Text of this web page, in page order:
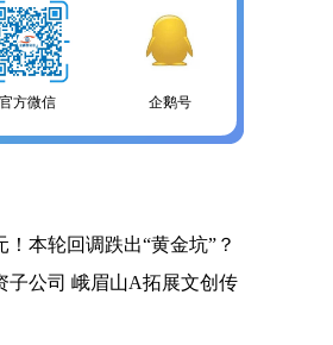
！本轮回调跌出“黄金坑”？
子公司 峨眉山A拓展文创传